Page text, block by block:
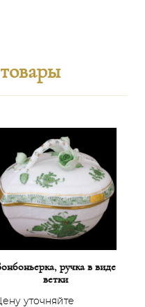
ручка в виде
ветки
Цену уточняйте